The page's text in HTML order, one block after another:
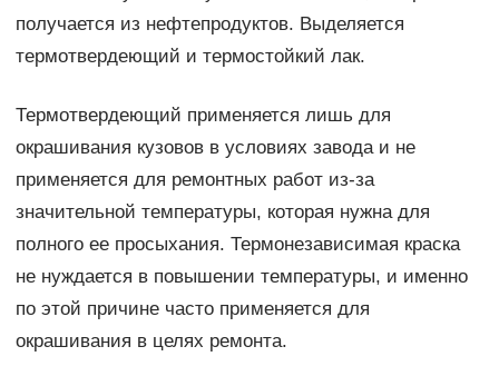
получается из нефтепродуктов. Выделяется
термотвердеющий и термостойкий лак.
Термотвердеющий применяется лишь для
окрашивания кузовов в условиях завода и не
применяется для ремонтных работ из-за
значительной температуры, которая нужна для
полного ее просыхания. Термонезависимая краска
не нуждается в повышении температуры, и именно
по этой причине часто применяется для
окрашивания в целях ремонта.